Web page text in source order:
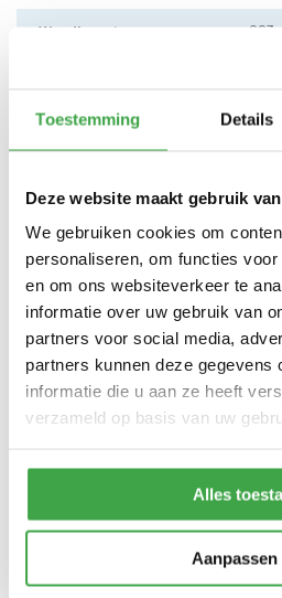
Toestemming Details
Deze website maakt gebruik
We gebruiken cookies om
personaliseren, om functies
en om ons websiteverkeer te
informatie over uw gebruik van
partners voor social media,
partners kunnen deze gegevens
informatie die u aan ze heeft
verzameld op basis van uw
Alles
Aanpassen
Wandhoogte 223
Dakmaat (b x d) 440
Dakbedekking
kit,
tot
Deur
Doorloophoogte deur 188
Bevestigingsmaterialen
zijn